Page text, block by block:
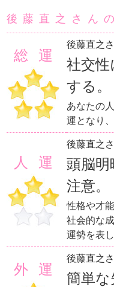
後藤直之さん
総運
後藤直之
社交性
する。
あなたの
運となり
人運
後藤直之
頭脳明
注意。
性格や才
社会的な
運勢を表し
外運
後藤直之
簡単